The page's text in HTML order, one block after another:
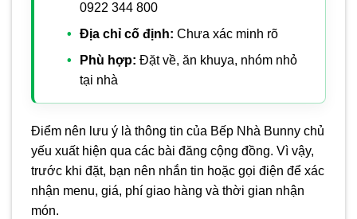
0922 344 800
Địa chỉ cố định: Chưa xác minh rõ
Phù hợp: Đặt về, ăn khuya, nhóm nhỏ
tại nhà
Điểm nên lưu ý là thông tin của Bếp Nhà Bunny chủ
yếu xuất hiện qua các bài đăng cộng đồng. Vì vậy,
trước khi đặt, bạn nên nhắn tin hoặc gọi điện để xác
nhận menu, giá, phí giao hàng và thời gian nhận
món.